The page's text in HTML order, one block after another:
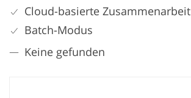
Cloud-basierte Zusammenarbeit
Batch-Modus
Keine gefunden